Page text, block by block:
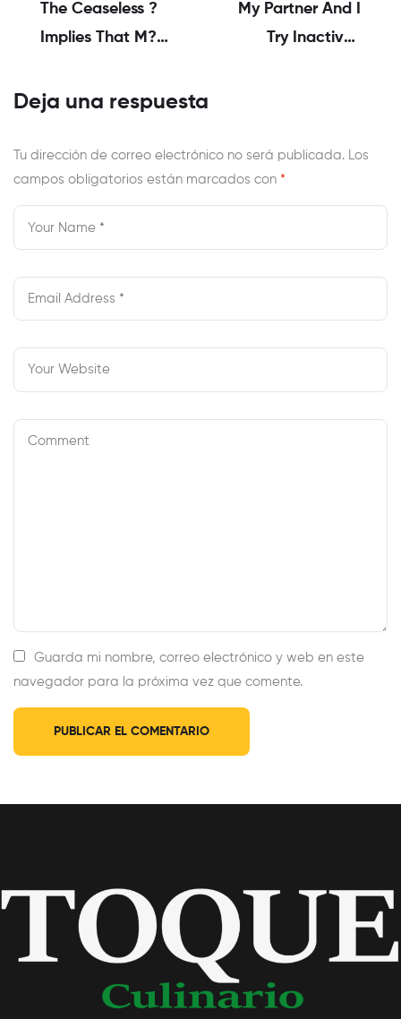
The Ceaseless ?
Implies That M?
Ever Exceeds
Sure That Meters
Is Always The
Maximum
My Partner And I
Try Inactive-
After A Little
Deja una respuesta
Tu dirección de correo electrónico no será publicada. Los
campos obligatorios están marcados con *
Guarda mi nombre, correo electrónico y web en este
navegador para la próxima vez que comente.